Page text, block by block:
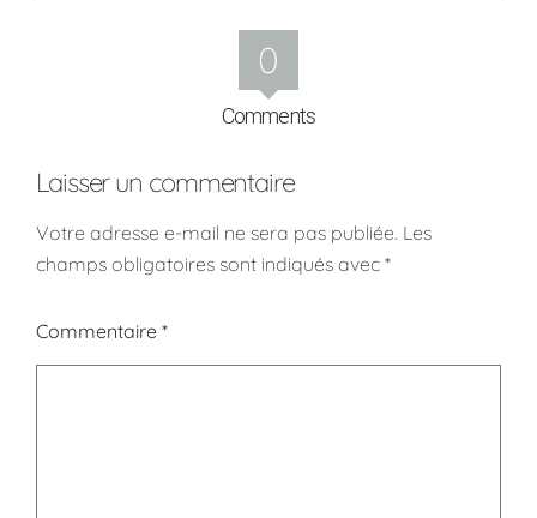
0
Comments
Laisser un commentaire
Votre adresse e-mail ne sera pas publiée. Les
champs obligatoires sont indiqués avec *
Commentaire *